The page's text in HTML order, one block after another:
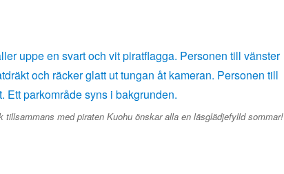
tillsammans med piraten Kuohu önskar alla en läsglädjefylld sommar!